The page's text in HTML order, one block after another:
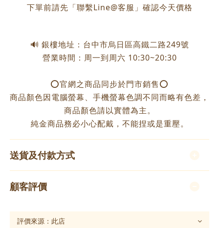
下單前請先「聯繫Line@客服」確認今天價格
🔊 銀樓地址：台中市烏日區高鐵二路249號
營業時間：周一到周六 10:30~20:30
⭕️官網之商品同步於門市銷售⭕️
商品顏色因電腦螢幕、手機螢幕色調不同而略有色差，
商品顏色請以實體為主。
純金商品務必小心配戴，不能捏或是重壓。
送貨及付款方式
顧客評價